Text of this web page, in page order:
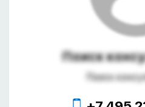
Поиск
Поиск